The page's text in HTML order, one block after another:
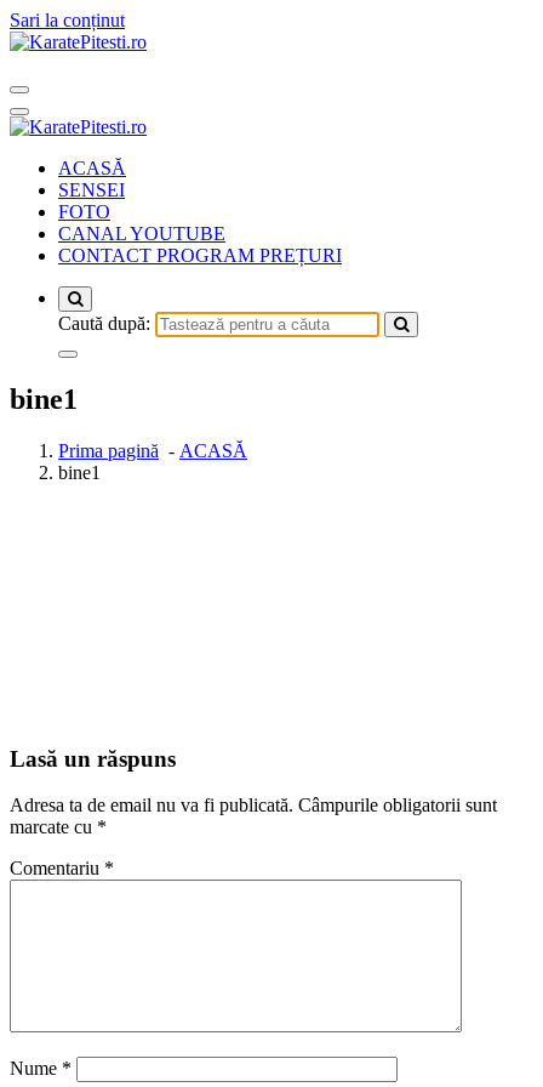
Sari la conținut
ACASĂ
SENSEI
FOTO
CANAL YOUTUBE
CONTACT PROGRAM PREȚURI
Caută după:
bine1
Prima pagină - ACASĂ
bine1
Lasă un răspuns
Adresa ta de email nu va fi publicată. Câmpurile obligatorii sunt
marcate cu *
Comentariu *
Nume *